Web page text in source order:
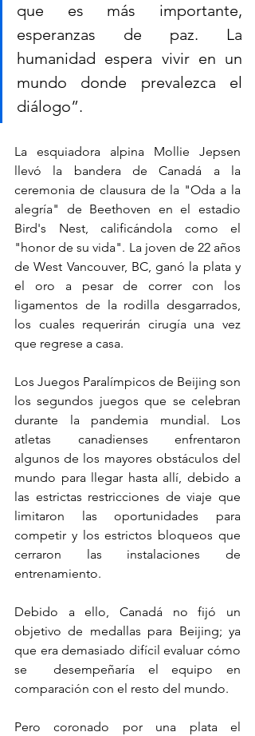
que es más importante,
esperanzas de paz. La
humanidad espera vivir en un
mundo donde prevalezca el
diálogo”.
La esquiadora alpina Mollie Jepsen
llevó la bandera de Canadá a la
ceremonia de clausura de la "Oda a la
alegría" de Beethoven en el estadio
Bird's Nest, calificándola como el
"honor de su vida". La joven de 22 años
de West Vancouver, BC, ganó la plata y
el oro a pesar de correr con los
ligamentos de la rodilla desgarrados,
los cuales requerirán cirugía una vez
que regrese a casa.
Los Juegos Paralímpicos de Beijing son
los segundos juegos que se celebran
durante la pandemia mundial. Los
atletas canadienses enfrentaron
algunos de los mayores obstáculos del
mundo para llegar hasta allí, debido a
las estrictas restricciones de viaje que
limitaron las oportunidades para
competir y los estrictos bloqueos que
cerraron las instalaciones de
entrenamiento.
Debido a ello, Canadá no fijó un
objetivo de medallas para Beijing; ya
que era demasiado difícil evaluar cómo
se  desempeñaría el equipo en
comparación con el resto del mundo.
Pero coronado por una plata el